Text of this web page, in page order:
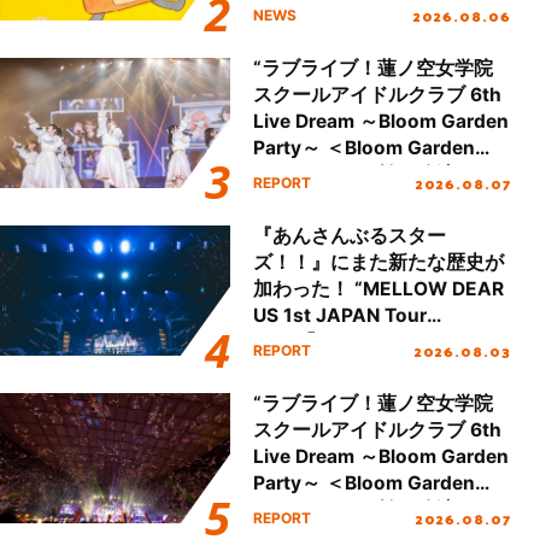
NEWS 2026.08.06
“ラブライブ！蓮ノ空女学院
スクールアイドルクラブ 6th
Live Dream ～Bloom Garden
Party～ ＜Bloom Garden
Party Stage／埼玉公演＞”
REPORT 2026.08.07
『あんさんぶるスター
ズ！！』にまた新たな歴史が
加わった！ “MELLOW DEAR
US 1st JAPAN Tour
Final「NICE to meet YOU
ート!!
REPORT 2026.08.03
“ラブライブ！蓮ノ空女学院
スクールアイドルクラブ 6th
Live Dream ～Bloom Garden
Party～ ＜Bloom Garden
Party Stage／埼玉公演＞”
REPORT 2026.08.07